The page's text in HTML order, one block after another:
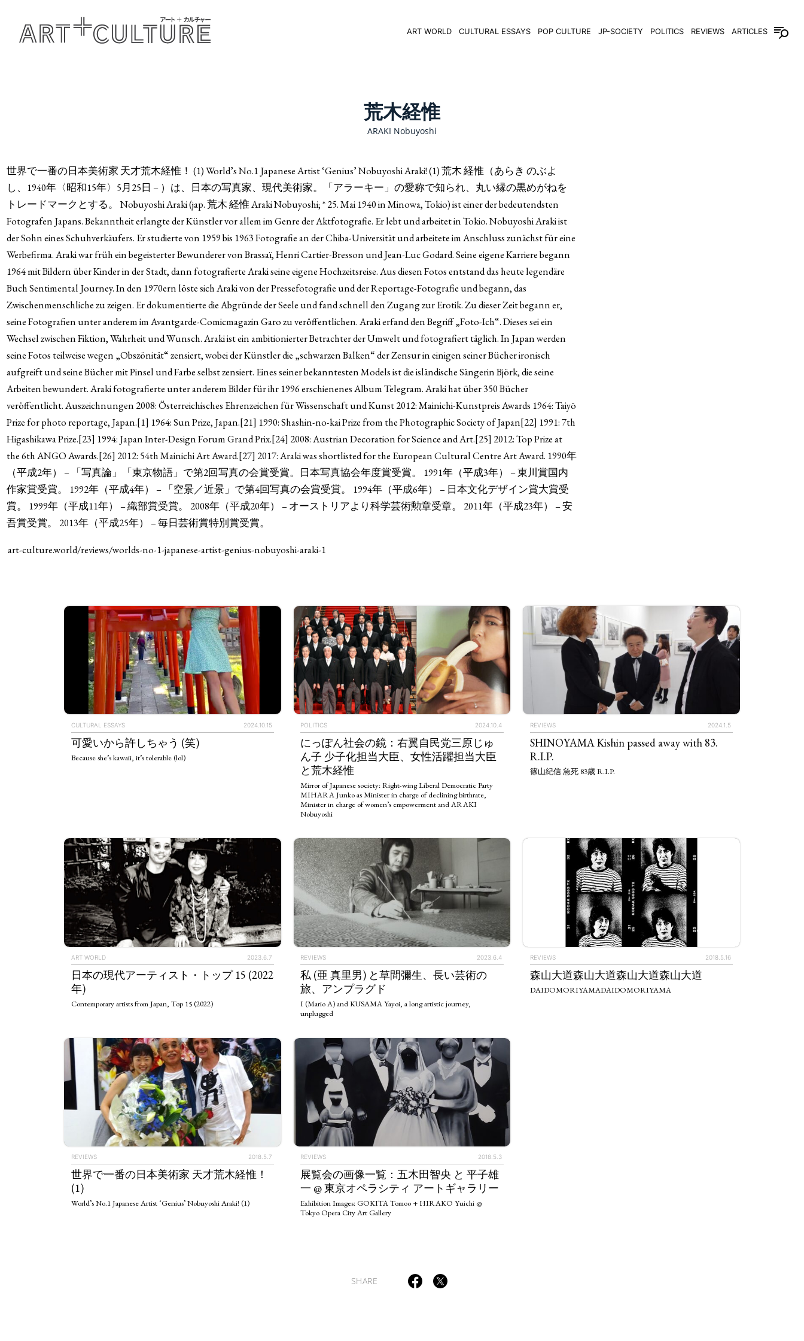
ART WORLD CULTURAL ESSAYS POP CULTURE JP-SOCIETY POLITICS REVIEWS ARTICLES
TAGS PEOPLE RANKING
ART WORLD CULTURAL ESSAYS POP CULTURE POLITICS REVIEWS ARTICLES
荒木経惟
ARAKI Nobuyoshi
世界で一番の日本美術家 天才荒木経惟！ (1) World’s No.1 Japanese Artist ‘Genius’ Nobuyoshi Araki! (1) 荒木 経惟（あらき のぶよ
し、1940年〈昭和15年〉5月25日 – ）は、日本の写真家、現代美術家。「アラーキー」の愛称で知られ、丸い縁の黒めがねを
トレードマークとする。 Nobuyoshi Araki (jap. 荒木 経惟 Araki Nobuyoshi; * 25. Mai 1940 in Minowa, Tokio) ist einer der bedeutendsten
Fotografen Japans. Bekanntheit erlangte der Künstler vor allem im Genre der Aktfotografie. Er lebt und arbeitet in Tokio. Nobuyoshi Araki ist
der Sohn eines Schuhverkäufers. Er studierte von 1959 bis 1963 Fotografie an der Chiba-Universität und arbeitete im Anschluss zunächst für eine
Werbefirma. Araki war früh ein begeisterter Bewunderer von Brassaï, Henri Cartier-Bresson und Jean-Luc Godard. Seine eigene Karriere begann
1964 mit Bildern über Kinder in der Stadt, dann fotografierte Araki seine eigene Hochzeitsreise. Aus diesen Fotos entstand das heute legendäre
Buch Sentimental Journey. In den 1970ern löste sich Araki von der Pressefotografie und der Reportage-Fotografie und begann, das
Zwischenmenschliche zu zeigen. Er dokumentierte die Abgründe der Seele und fand schnell den Zugang zur Erotik. Zu dieser Zeit begann er,
seine Fotografien unter anderem im Avantgarde-Comicmagazin Garo zu veröffentlichen. Araki erfand den Begriff „Foto-Ich“. Dieses sei ein
Wechsel zwischen Fiktion, Wahrheit und Wunsch. Araki ist ein ambitionierter Betrachter der Umwelt und fotografiert täglich. In Japan werden
seine Fotos teilweise wegen „Obszönität“ zensiert, wobei der Künstler die „schwarzen Balken“ der Zensur in einigen seiner Bücher ironisch
aufgreift und seine Bücher mit Pinsel und Farbe selbst zensiert. Eines seiner bekanntesten Models ist die isländische Sängerin Björk, die seine
Arbeiten bewundert. Araki fotografierte unter anderem Bilder für ihr 1996 erschienenes Album Telegram. Araki hat über 350 Bücher
veröffentlicht. Auszeichnungen 2008: Österreichisches Ehrenzeichen für Wissenschaft und Kunst 2012: Mainichi-Kunstpreis Awards 1964: Taiyō
Prize for photo reportage, Japan.[1] 1964: Sun Prize, Japan.[21] 1990: Shashin-no-kai Prize from the Photographic Society of Japan[22] 1991: 7th
Higashikawa Prize.[23] 1994: Japan Inter-Design Forum Grand Prix.[24] 2008: Austrian Decoration for Science and Art.[25] 2012: Top Prize at
the 6th ANGO Awards.[26] 2012: 54th Mainichi Art Award.[27] 2017: Araki was shortlisted for the European Cultural Centre Art Award. 1990年
（平成2年） – 「写真論」「東京物語」で第2回写真の会賞受賞。日本写真協会年度賞受賞。 1991年（平成3年） – 東川賞国内
作家賞受賞。 1992年（平成4年） – 「空景／近景」で第4回写真の会賞受賞。 1994年（平成6年） – 日本文化デザイン賞大賞受
賞。 1999年（平成11年） – 織部賞受賞。 2008年（平成20年） – オーストリアより科学芸術勲章受章。 2011年（平成23年） – 安
吾賞受賞。 2013年（平成25年） – 毎日芸術賞特別賞受賞。
art-culture.world/reviews/worlds-no-1-japanese-artist-genius-nobuyoshi-araki-1
CULTURAL ESSAYS 2024.10.15
可愛いから許しちゃう (笑)
Because she’s kawaii, it’s tolerable (lol)
POLITICS 2024.10.4
にっぽん社会の鏡：右翼自民党三原じゅ
ん子 少子化担当大臣、女性活躍担当大臣
と荒木経惟
Mirror of Japanese society: Right-wing Liberal Democratic Party
MIHARA Junko as Minister in charge of declining birthrate,
Minister in charge of women’s empowerment and ARAKI
Nobuyoshi
REVIEWS 2024.1.5
SHINOYAMA Kishin passed away with 83.
R.I.P.
篠山紀信 急死 83歳 R.I.P.
ART WORLD 2023.6.7
日本の現代アーティスト・トップ 15 (2022
年)
Contemporary artists from Japan, Top 15 (2022)
REVIEWS 2023.6.4
私 (亜 真里男) と草間彌生、長い芸術の
旅、アンプラグド
I (Mario A) and KUSAMA Yayoi, a long artistic journey,
unplugged
REVIEWS 2018.5.16
森山大道森山大道森山大道森山大道
DAIDOMORIYAMADAIDOMORIYAMA
REVIEWS 2018.5.7
世界で一番の日本美術家 天才荒木経惟！
(1)
World’s No.1 Japanese Artist ‘Genius’ Nobuyoshi Araki! (1)
REVIEWS 2018.5.3
展覧会の画像一覧：五木田智央 と 平子雄
一 @ 東京オペラシティ アートギャラリー
Exhibition Images: GOKITA Tomoo + HIRAKO Yuichi @
Tokyo Opera City Art Gallery
SHARE